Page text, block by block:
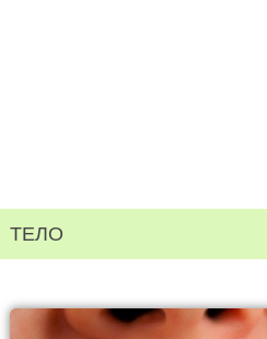
ТЕЛО